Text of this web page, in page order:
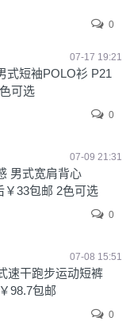
0
07-17 19:21
式短袖POLO衫 P21
可选
0
07-09 21:31
男式宽肩背心
￥33包邮 2色可选
0
07-08 15:51
速干跑步运动短裤
98.7包邮
0